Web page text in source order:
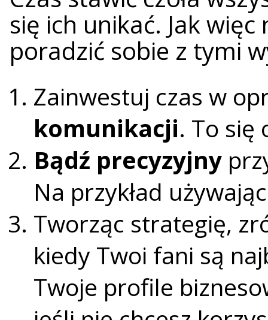
się ich unikać. Jak
poradzić sobie z tymi
Zainwestuj czas w
komunikacji. To się
Bądź precyzyjny
Na przykład
Tworząc strategię,
kiedy Twoi fani są
Twoje profile